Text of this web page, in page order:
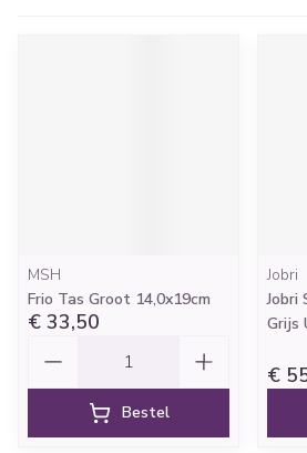
MSH
Frio Tas Groot 14,0x19cm
€ 33,50
Bestel
Jobri
Jobri
Grijs
€